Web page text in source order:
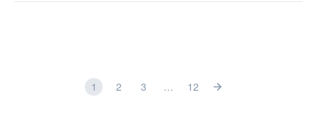
1 2 3 … 12